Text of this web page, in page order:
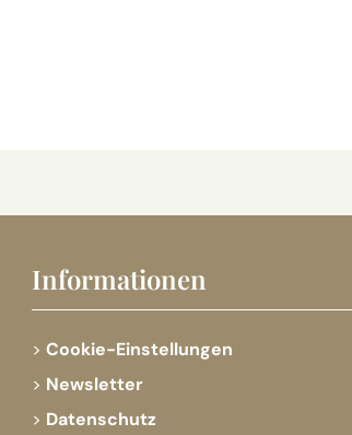
Informationen
Cookie-Einstellungen
Newsletter
Datenschutz